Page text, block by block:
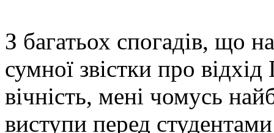
З багатьох спогадів, що
сумної звістки про
вічність, мені чомусь
виступи перед